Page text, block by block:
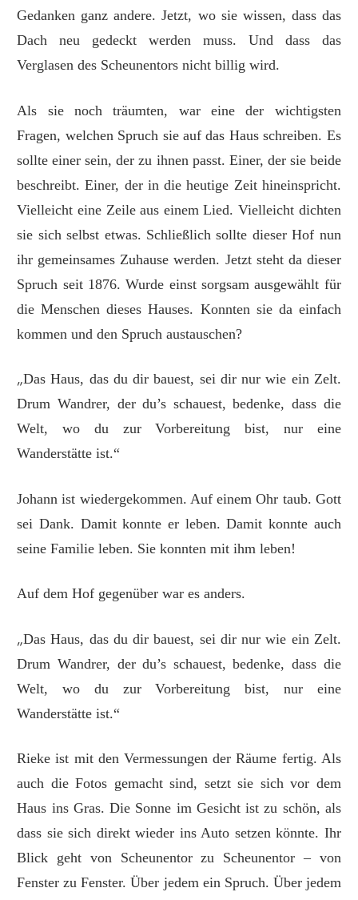
Gedanken ganz andere. Jetzt, wo sie wissen, dass das
Dach neu gedeckt werden muss. Und dass das
Verglasen des Scheunentors nicht billig wird.
Als sie noch träumten, war eine der wichtigsten
Fragen, welchen Spruch sie auf das Haus schreiben. Es
sollte einer sein, der zu ihnen passt. Einer, der sie beide
beschreibt. Einer, der in die heutige Zeit hineinspricht.
Vielleicht eine Zeile aus einem Lied. Vielleicht dichten
sie sich selbst etwas. Schließlich sollte dieser Hof nun
ihr gemeinsames Zuhause werden. Jetzt steht da dieser
Spruch seit 1876. Wurde einst sorgsam ausgewählt für
die Menschen dieses Hauses. Konnten sie da einfach
kommen und den Spruch austauschen?
„Das Haus, das du dir bauest, sei dir nur wie ein Zelt.
Drum Wandrer, der du’s schauest, bedenke, dass die
Welt, wo du zur Vorbereitung bist, nur eine
Wanderstätte ist.“
Johann ist wiedergekommen. Auf einem Ohr taub. Gott
sei Dank. Damit konnte er leben. Damit konnte auch
seine Familie leben. Sie konnten mit ihm leben!
Auf dem Hof gegenüber war es anders.
„Das Haus, das du dir bauest, sei dir nur wie ein Zelt.
Drum Wandrer, der du’s schauest, bedenke, dass die
Welt, wo du zur Vorbereitung bist, nur eine
Wanderstätte ist.“
Rieke ist mit den Vermessungen der Räume fertig. Als
auch die Fotos gemacht sind, setzt sie sich vor dem
Haus ins Gras. Die Sonne im Gesicht ist zu schön, als
dass sie sich direkt wieder ins Auto setzen könnte. Ihr
Blick geht von Scheunentor zu Scheunentor – von
Fenster zu Fenster. Über jedem ein Spruch. Über jedem